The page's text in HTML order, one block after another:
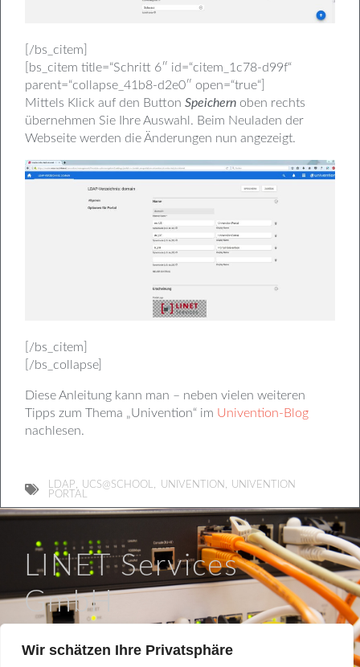
Wir schätzen Ihre Privatsphäre
[/bs_citem]
[bs_citem title=“Schritt 6″ id=“citem_1c78-d99f“
parent=“collapse_41b8-d2e0″ open=“true“]
Mittels Klick auf den Button Speichern oben rechts
übernehmen Sie Ihre Auswahl. Beim Neuladen der
Webseite werden die Änderungen nun angezeigt.
[/bs_citem]
[/bs_collapse]
Diese Anleitung kann man – neben vielen weiteren
Tipps zum Thema „Univention“ im Univention-Blog
nachlesen.
LDAP, UCS@SCHOOL, UNIVENTION , UNIVENTION
PORTAL
LINET Services
GmbH
Hinter dem Turme 12a, 38114 Braunschweig